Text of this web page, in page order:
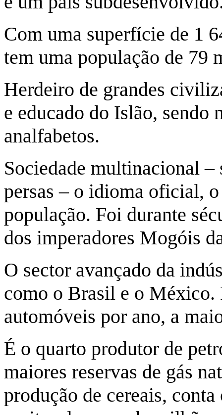
Com uma superfície de 1
tem uma população de 79
Herdeiro de grandes
e educado do Islão, sendo
analfabetos.
Sociedade multinacional –
persas – o idioma oficial,
população. Foi durante
dos imperadores Mogóis
O sector avançado da
como o Brasil e o México.
automóveis por ano, a
É o quarto produtor de
maiores reservas de gás
produção de cereais,